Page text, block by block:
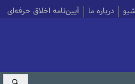
درباره ما آیین‌نامه اخلاق حرفه‌ای